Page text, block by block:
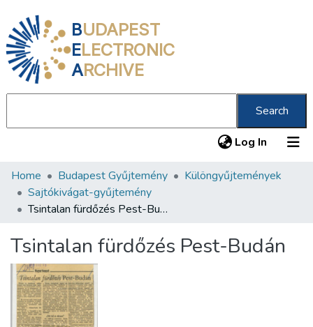
BUDAPEST
ELECTRONIC
ARCHIVE
Search
Log In (current)
Communities & Collections
All of DSpace
About us
Home Budapest Gyűjtemény
Különgyűjtemények
Sajtókivágat-gyűjtemény
Tsintalan fürdőzés Pest-Budán
Tsintalan fürdőzés Pest-Budán